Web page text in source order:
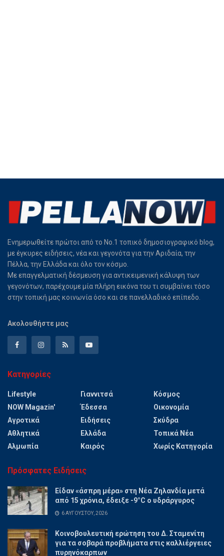
Ενημερωθείτε πρώτοι από το Νο.1 τοπικό δημοσιογραφικό blog,
με έγκυρες ειδήσεις, νέα και γεγονότα για την Αριδαία, την
Πέλλα, την Ελλάδα και όλο τον κόσμο.
Με επαγγελματική δέσμευση για αντικειμενική κάλυψη των
γεγονότων, παρέχουμε μία πλήρη εικόνα του τι συμβαίνει τόσο
στην τοπική μας κοινωνία όσο και σε πανελλαδικό επίπεδο.
Ακολουθήστε μας
Κατηγορίες
Lifestyle
NOW Magazin'
Αγροτικά
Αθλητικά
Αλμωπία
Γιαννιτσά
Έδεσσα
Ειδήσεις
Ελλάδα
Καιρός
Κόσμος
Οικονομία
Σκύδρα
Τοπικά Νέα
Χωρίς Κατηγορία
Πρόσφατες Ειδήσεις
Είδαν «άσπρη μέρα» στη Νέα Ζηλανδία μετά
από 15 χρόνια, έδειξε -9°C ο υδράργυρος
6 ΑΥΓΟΎΣΤΟΥ, 2026
Κοινοβουλευτική ερώτηση του Δ. Σταμενίτη
για τα σοβαρά προβλήματα στις καλλιέργειες
πυρηνόκαρπων